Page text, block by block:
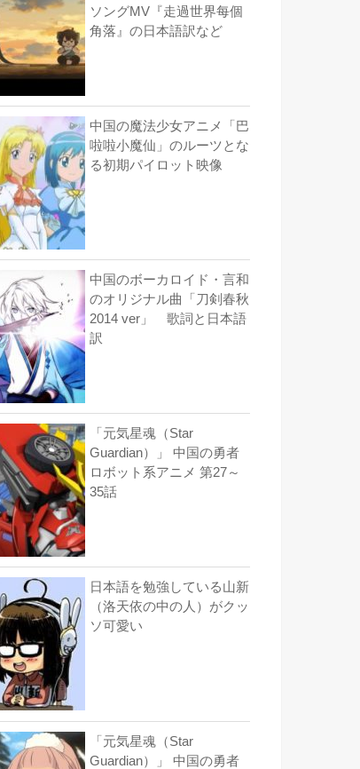
ソングMV『走過世界每個
角落』の日本語訳など
中国の魔法少女アニメ「巴
啦啦小魔仙」のルーツとな
る初期パイロット映像
中国のボーカロイド・言和
のオリジナル曲「刀剣春秋
2014 ver」 歌詞と日本語
訳
「元気星魂（Star
Guardian）」 中国の勇者
ロボット系アニメ 第27～
35話
日本語を勉強している山新
（洛天依の中の人）がクッ
ソ可愛い
「元気星魂（Star
Guardian）」 中国の勇者